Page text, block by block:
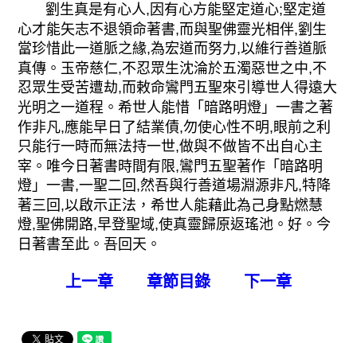
劉生真是有心人,因有心方能堅定道心;堅定道
心才能矢志不退領命著書,而與聖佛靈光相伴,劉生
當珍惜此一道脈之緣,為宏道而努力,以維行善道脈
真傳。玉帝慈仁,不忍眾生沈淪於五濁惡世之中,不
忍眾生受苦遭劫,而敕命鸞門五聖來引導世人得遠大
光明之一道程。希世人能惜「暗路明燈」一書之著
作非凡,應能早日了結業債,勿使心性不明,眼前之利
只能行一時而無法持一世,做與不做皆不出自心主
宰。唯今日著書時間有限,鸞門五聖著作「暗路明
燈」一書,一聖二回,然吾與行善道場淵源非凡,特降
著三回,以啟示正法，希世人能藉此為己身點燃慧
燈,聖佛開路,早登聖域,使真靈歸原返瑤池。好。今
日著書至此。吾回天。
上一章 章節目錄 下一章